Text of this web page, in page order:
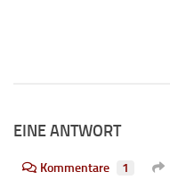
EINE ANTWORT
Kommentare 1